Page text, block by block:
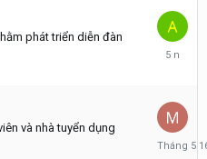
2016
phát triển diễn đàn
Tháng
2020
và nhà tuyển dụng
Tháng